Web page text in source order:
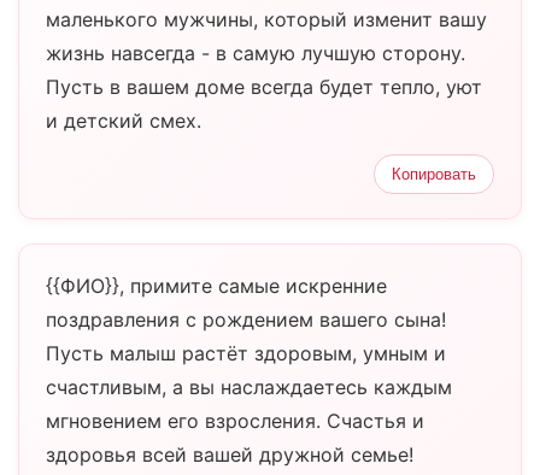
маленького мужчины, который изменит вашу
жизнь навсегда - в самую лучшую сторону.
Пусть в вашем доме всегда будет тепло, уют
и детский смех.
Копировать
{{ФИО}}, примите самые искренние
поздравления с рождением вашего сына!
Пусть малыш растёт здоровым, умным и
счастливым, а вы наслаждаетесь каждым
мгновением его взросления. Счастья и
здоровья всей вашей дружной семье!